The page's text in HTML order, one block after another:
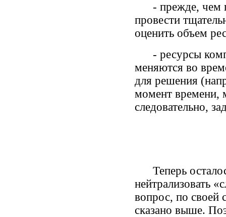
- прежде, чем
провести
оценить объем
- ресурсы
меняются во
для решения
момент времени,
следовательно,
Теперь
нейтрализовать
вопрос, по своей
сказано выше.